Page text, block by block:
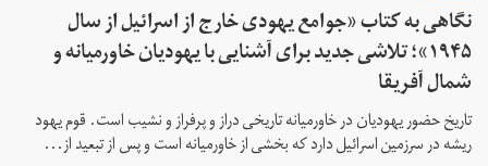
نگاهی به کتاب «جوامع یهودی خارج از اسرائیل از سال
۱۹۴۵»؛ تلاشی جدید برای آشنایی با یهودیان خاورمیانه و
شمال آفریقا
تاریخ حضور یهودیان در خاورمیانه تاریخی دراز و پرفراز و نشیب است. قوم یهود
ریشه در سرزمین اسرائیل دارد که بخشی از خاورمیانه است و پس از تبعید از...